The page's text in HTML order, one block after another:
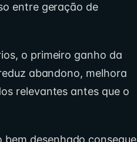
entre geração de
o primeiro ganho da
abandono, melhora
relevantes antes que o
desenhado consegue